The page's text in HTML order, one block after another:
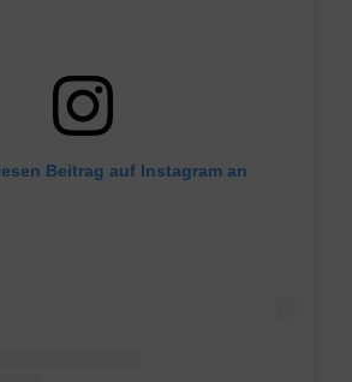
Beitrag auf Instagram an